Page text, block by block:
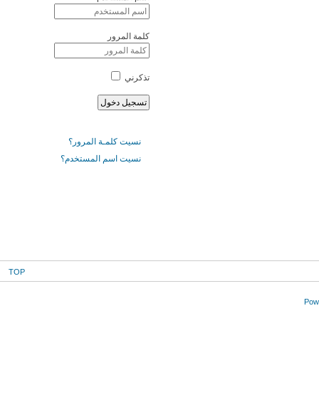
كلمة المرور
تذكرني
نسيت كلمـة المرور؟
نسيت اسم المستخدم؟
TOP